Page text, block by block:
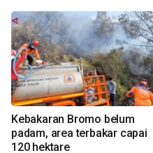
Kebakaran Bromo belum
padam, area terbakar capai
120 hektare